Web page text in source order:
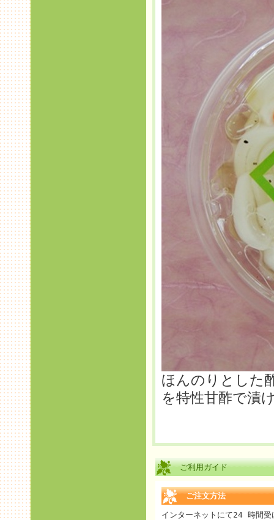
ほんのりとした
を特性甘酢で漬
ご利用ガイド
ご注文方法
インターネットにて24 時間受